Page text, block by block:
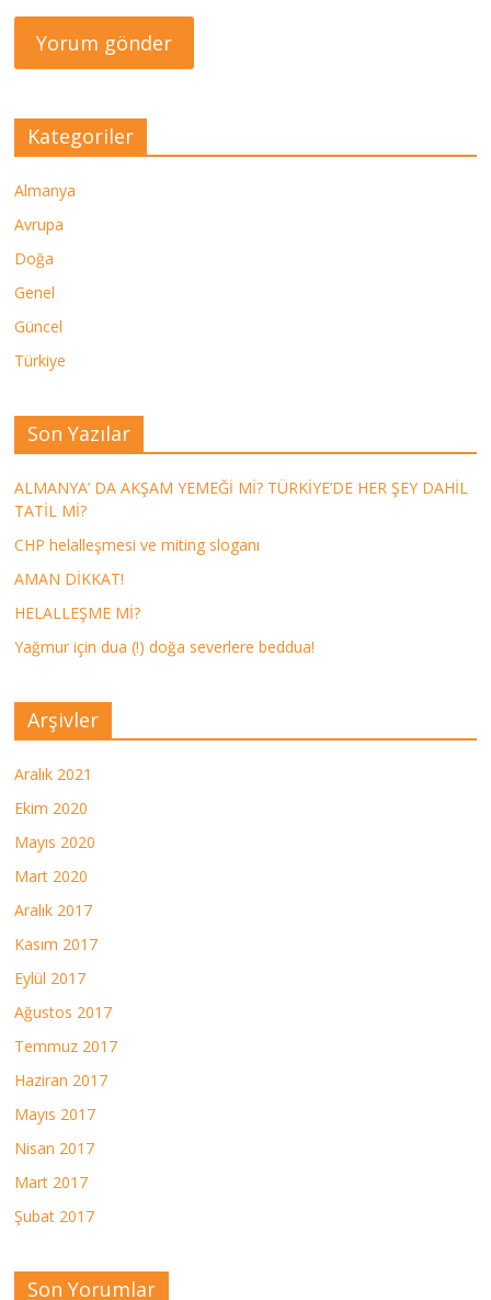
Kategoriler
Almanya
Avrupa
Doğa
Genel
Güncel
Türkiye
Son Yazılar
ALMANYA’ DA AKŞAM YEMEĞİ Mİ? TÜRKİYE’DE HER ŞEY DAHİL
TATİL Mİ?
CHP helalleşmesi ve miting sloganı
AMAN DİKKAT!
HELALLEŞME Mİ?
Yağmur için dua (!) doğa severlere beddua!
Arşivler
Aralık 2021
Ekim 2020
Mayıs 2020
Mart 2020
Aralık 2017
Kasım 2017
Eylül 2017
Ağustos 2017
Temmuz 2017
Haziran 2017
Mayıs 2017
Nisan 2017
Mart 2017
Şubat 2017
Son Yorumlar